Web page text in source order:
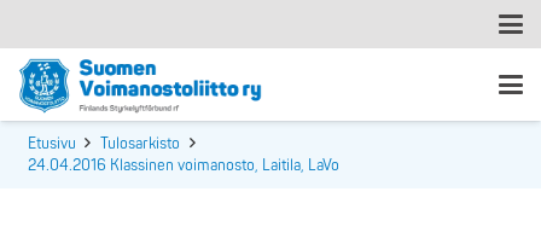
Etusivu
Tulosarkisto
24.04.2016 Klassinen voimanosto, Laitila, LaVo